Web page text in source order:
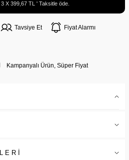
X 399,67 TL ' Taksitle öde.
Tavsiye Et Fiyat Alarmı
Kampanyalı Ürün, Süper Fiyat